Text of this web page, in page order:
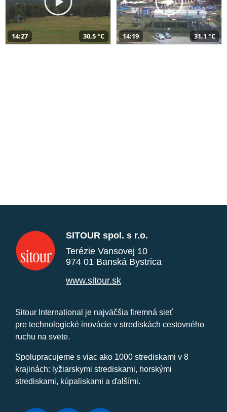
14:27 30,5 °C 14:19 31,1 °C
SITOUR spol. s r.o.
Terézie Vansovej 10
974 01 Banská Bystrica
www.sitour.sk
Sitour International je najväčšia firemná sieť
pre technologické inovácie v strediskách cestovného
ruchu na svete.
Spolupracujeme s viac ako 1000 strediskami v 8
krajinách: lyžiarskymi strediskami, horskými
strediskami, kúpaliskami a ďalšími.